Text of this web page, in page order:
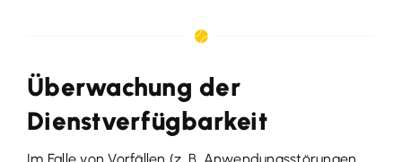
Überwachung der
Dienstverfügbarkeit
Im Falle von Vorfällen (z. B. Anwendungsstörungen,